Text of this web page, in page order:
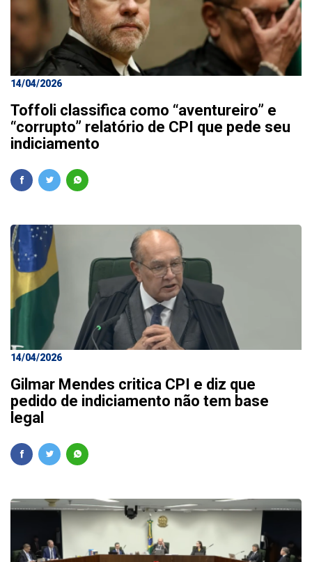
14/04/2026
Toffoli classifica como “aventureiro” e
“corrupto” relatório de CPI que pede seu
indiciamento
14/04/2026
Gilmar Mendes critica CPI e diz que
pedido de indiciamento não tem base
legal